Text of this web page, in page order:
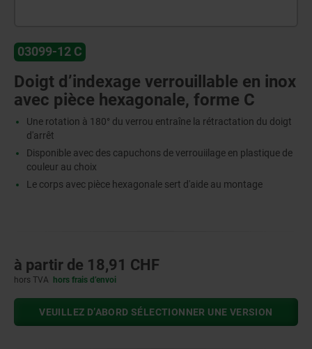
03099-12 C
Doigt d’indexage verrouillable en inox
avec pièce hexagonale, forme C
Une rotation à 180° du verrou entraîne la rétractation du doigt
d'arrêt
Disponible avec des capuchons de verrouiilage en plastique de
couleur au choix
Le corps avec pièce hexagonale sert d'aide au montage
à partir de 18,91 CHF
hors TVA hors frais d’envoi
VEUILLEZ D’ABORD SÉLECTIONNER UNE VERSION